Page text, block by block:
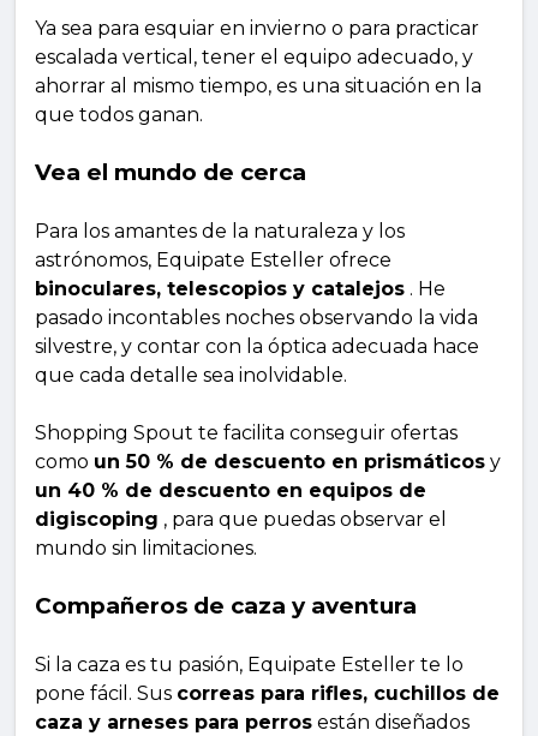
Ya sea para esquiar en invierno o para practicar
escalada vertical, tener el equipo adecuado, y
ahorrar al mismo tiempo, es una situación en la
que todos ganan.
Vea el mundo de cerca
Para los amantes de la naturaleza y los
astrónomos, Equipate Esteller ofrece
binoculares, telescopios y catalejos . He
pasado incontables noches observando la vida
silvestre, y contar con la óptica adecuada hace
que cada detalle sea inolvidable.
Shopping Spout te facilita conseguir ofertas
como un 50 % de descuento en prismáticos y
un 40 % de descuento en equipos de
digiscoping , para que puedas observar el
mundo sin limitaciones.
Compañeros de caza y aventura
Si la caza es tu pasión, Equipate Esteller te lo
pone fácil. Sus correas para rifles, cuchillos de
caza y arneses para perros están diseñados